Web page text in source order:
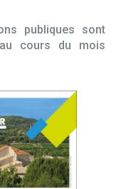
publiques sont
cours du mois